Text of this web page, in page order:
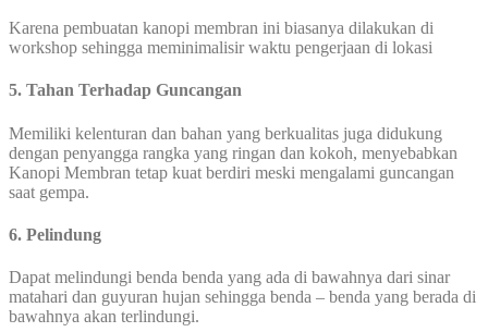
Karena pembuatan kanopi membran ini biasanya dilakukan di
workshop sehingga meminimalisir waktu pengerjaan di lokasi
5. Tahan Terhadap Guncangan
Memiliki kelenturan dan bahan yang berkualitas juga didukung
dengan penyangga rangka yang ringan dan kokoh, menyebabkan
Kanopi Membran tetap kuat berdiri meski mengalami guncangan
saat gempa.
6. Pelindung
Dapat melindungi benda benda yang ada di bawahnya dari sinar
matahari dan guyuran hujan sehingga benda – benda yang berada di
bawahnya akan terlindungi.